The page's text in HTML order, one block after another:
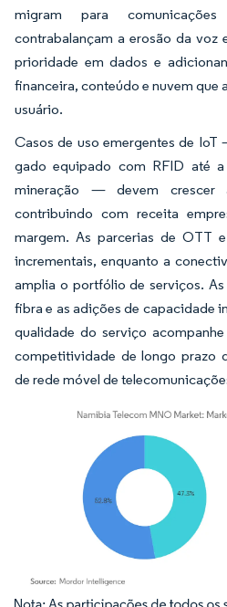
migram para
contrabalançam a erosão da voz
prioridade em dados e
financeira, conteúdo e nuvem que
usuário.
Casos de uso emergentes de
gado equipado com RFID até
mineração — devem crescer
contribuindo com receita
margem. As parcerias de OTT
incrementais, enquanto a
amplia o portfólio de serviços.
fibra e as adições de capacidade
qualidade do serviço
competitividade de longo prazo
de rede móvel de